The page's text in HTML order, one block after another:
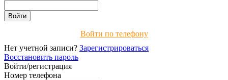
Войти по телефону
Нет учетной записи? Зарегистрироваться
Восстановить пароль
Войти/регистрация
Номер телефона